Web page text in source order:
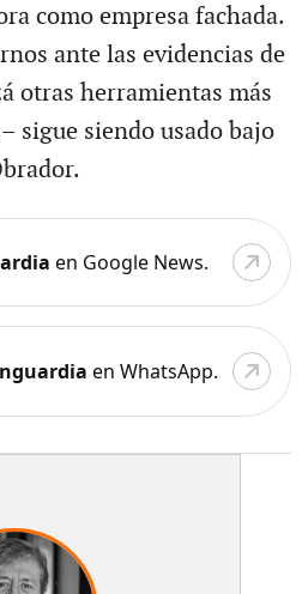
como empresa fachada.
ante las evidencias de
otras herramientas más
sigue siendo usado bajo
en Google News.
en WhatsApp.